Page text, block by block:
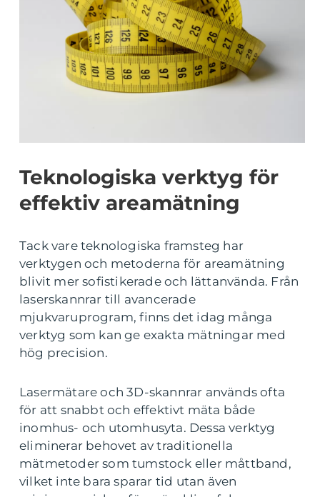
Teknologiska verktyg för
effektiv areamätning
Tack vare teknologiska framsteg har
verktygen och metoderna för areamätning
blivit mer sofistikerade och lättanvända. Från
laserskannrar till avancerade
mjukvaruprogram, finns det idag många
verktyg som kan ge exakta mätningar med
hög precision.
Lasermätare och 3D-skannrar används ofta
för att snabbt och effektivt mäta både
inomhus- och utomhusyta. Dessa verktyg
eliminerar behovet av traditionella
mätmetoder som tumstock eller måttband,
vilket inte bara sparar tid utan även